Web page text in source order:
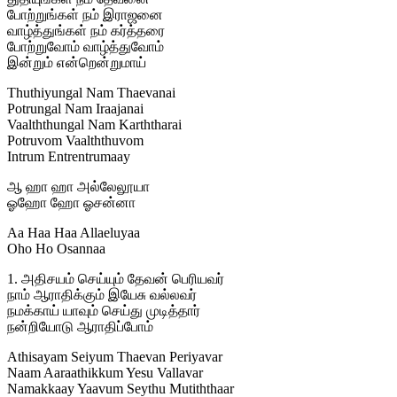
போற்றுங்கள் நம் இராஜனை
வாழ்த்துங்கள் நம் கர்த்தரை
போற்றுவோம் வாழ்த்துவோம்
இன்றும் என்றென்றுமாய்
Thuthiyungal Nam Thaevanai
Potrungal Nam Iraajanai
Vaalththungal Nam Karththarai
Potruvom Vaalththuvom
Intrum Entrentrumaay
ஆ ஹா ஹா அல்லேலூயா
ஓஹோ ஹோ ஓசன்னா
Aa Haa Haa Allaeluyaa
Oho Ho Osannaa
1. அதிசயம் செய்யும் தேவன் பெரியவர்
நாம் ஆராதிக்கும் இயேசு வல்லவர்
நமக்காய் யாவும் செய்து முடித்தார்
நன்றியோடு ஆராதிப்போம்
Athisayam Seiyum Thaevan Periyavar
Naam Aaraathikkum Yesu Vallavar
Namakkaay Yaavum Seythu Mutiththaar